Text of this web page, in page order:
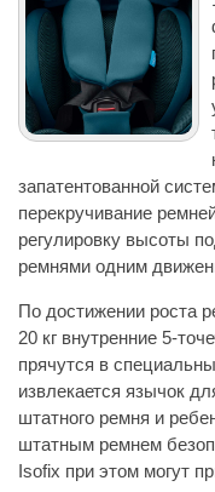
запатентованной
перекручивание
регулировку высоты
ремнями одним
По достижении роста
20 кг внутренние 5-
прячутся в
извлекается язычок
штатного ремня и
штатным ремнем
Isofix при этом могут